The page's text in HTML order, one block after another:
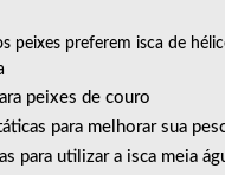
peixes preferem isca de
peixes de couro
para melhorar sua
para utilizar a isca meia